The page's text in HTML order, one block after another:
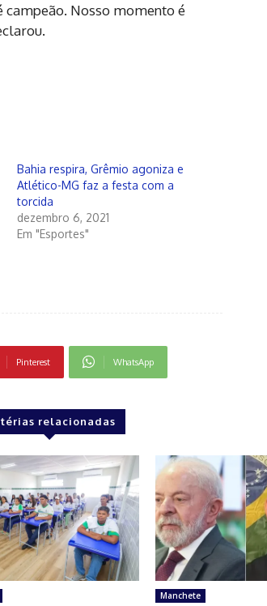
campeão. Nosso momento é
Bahia respira, Grêmio agoniza e
Atlético-MG faz a festa com a
torcida
dezembro 6, 2021
Em "Esportes"
Pinterest WhatsApp
relacionadas
Manchete